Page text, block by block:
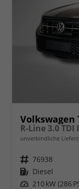
Volkswagen
R-Line 3.0
unverbindliche
Fahrzeugnr. 76938
Kraftstoff Diesel
Leistung 210 kW (286